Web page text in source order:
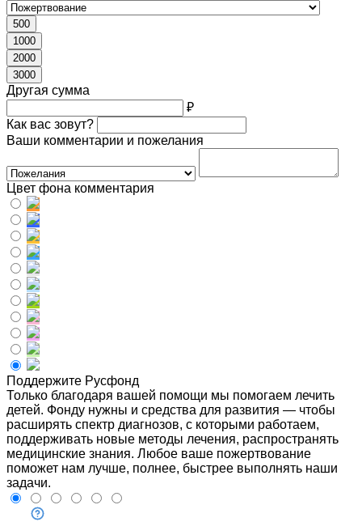
500
1000
2000
3000
Другая сумма
₽
Как вас зовут?
Ваши комментарии и пожелания
Цвет фона комментария
Поддержите Русфонд
Только благодаря вашей помощи мы помогаем лечить
детей. Фонду нужны и средства для развития — чтобы
расширять спектр диагнозов, с которыми работаем,
поддерживать новые методы лечения, распространять
медицинские знания. Любое ваше пожертвование
поможет нам лучше, полнее, быстрее выполнять наши
задачи.